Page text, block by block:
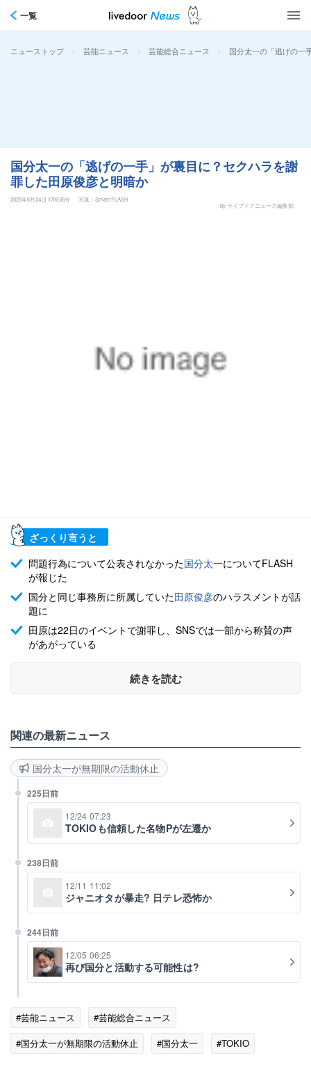
一覧
ニューストップ > 芸能ニュース > 芸能総合ニュース > 国分太一の「逃げの一
国分太一の「逃げの一手」が裏目に？セクハラを謝
罪した田原俊彦と明暗か
2025年6月24日 17時35分
写真：Smart FLASH
by ライブドアニュース編集部
ざっくり言うと
問題行為について公表されなかった国分太一についてFLASH
が報じた
国分と同じ事務所に所属していた田原俊彦のハラスメントが話
題に
田原は22日のイベントで謝罪し、SNSでは一部から称賛の声
があがっている
続きを読む
関連の最新ニュース
国分太一が無期限の活動休止
225日前
12/24 07:23
TOKIOも信頼した名物Pが左遷か
238日前
12/11 11:02
ジャニオタが暴走? 日テレ恐怖か
244日前
12/05 06:25
再び国分と活動する可能性は?
#芸能ニュース
#芸能総合ニュース
#国分太一が無期限の活動休止
#国分太一
#TOKIO